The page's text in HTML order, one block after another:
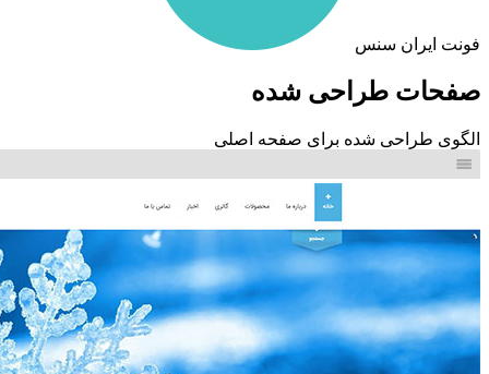
فونت ایران سنس
صفحات طراحی شده
الگوی طراحی شده برای صفحه اصلی